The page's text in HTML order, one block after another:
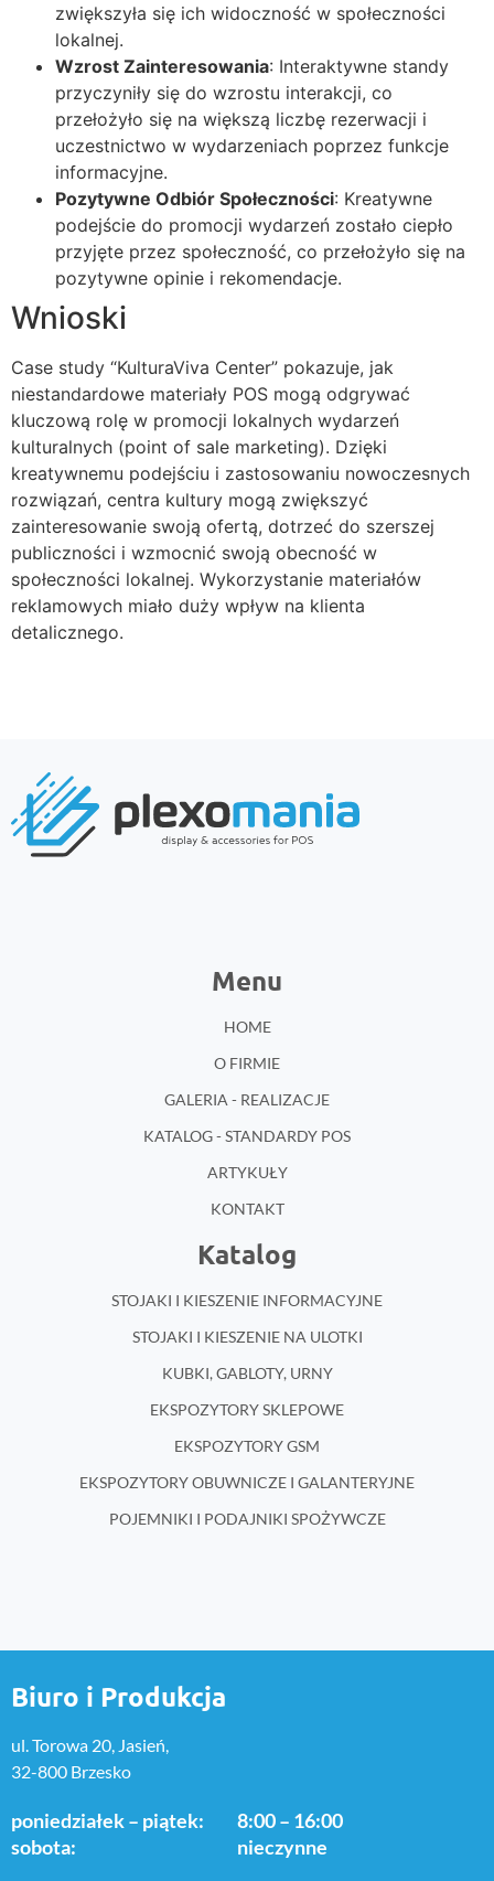
zwiększyła się ich widoczność w społeczności
lokalnej.
Wzrost Zainteresowania: Interaktywne standy
przyczyniły się do wzrostu interakcji, co
przełożyło się na większą liczbę rezerwacji i
uczestnictwo w wydarzeniach poprzez funkcje
informacyjne.
Pozytywne Odbiór Społeczności: Kreatywne
podejście do promocji wydarzeń zostało ciepło
przyjęte przez społeczność, co przełożyło się na
pozytywne opinie i rekomendacje.
Wnioski
Case study “KulturaViva Center” pokazuje, jak
niestandardowe materiały POS mogą odgrywać
kluczową rolę w promocji lokalnych wydarzeń
kulturalnych (point of sale marketing). Dzięki
kreatywnemu podejściu i zastosowaniu nowoczesnych
rozwiązań, centra kultury mogą zwiększyć
zainteresowanie swoją ofertą, dotrzeć do szerszej
publiczności i wzmocnić swoją obecność w
społeczności lokalnej. Wykorzystanie materiałów
reklamowych miało duży wpływ na klienta
detalicznego.
Menu
HOME
O FIRMIE
GALERIA - REALIZACJE
KATALOG - STANDARDY POS
ARTYKUŁY
KONTAKT
Katalog
STOJAKI I KIESZENIE INFORMACYJNE
STOJAKI I KIESZENIE NA ULOTKI
KUBKI, GABLOTY, URNY
EKSPOZYTORY SKLEPOWE
EKSPOZYTORY GSM
EKSPOZYTORY OBUWNICZE I GALANTERYJNE
POJEMNIKI I PODAJNIKI SPOŻYWCZE
Biuro i Produkcja
ul. Torowa 20, Jasień,
32-800 Brzesko
poniedziałek – piątek:
sobota:
8:00 – 16:00
nieczynne